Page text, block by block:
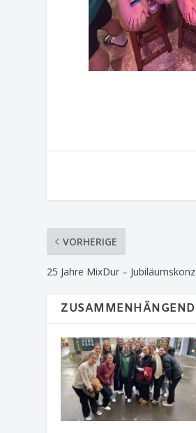
VORHERIGE
25 Jahre MixDur –